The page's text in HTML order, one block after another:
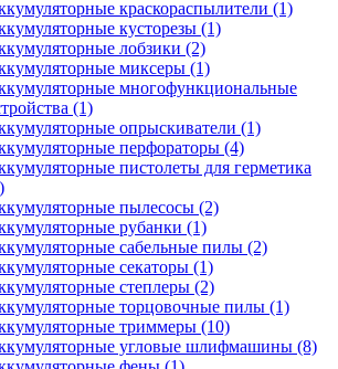
краскораспылители (1)
кусторезы (1)
лобзики (2)
миксеры (1)
многофункциональные
(1)
опрыскиватели (1)
перфораторы (4)
пистолеты для герметика
пылесосы (2)
рубанки (1)
сабельные пилы (2)
секаторы (1)
степлеры (2)
торцовочные пилы (1)
триммеры (10)
угловые шлифмашины (8)